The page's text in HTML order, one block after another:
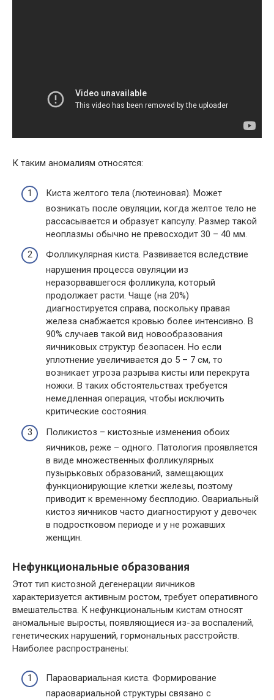
К таким аномалиям относятся:
Киста желтого тела (лютеиновая). Может
возникать после овуляции, когда желтое тело не
рассасывается и образует капсулу. Размер такой
неоплазмы обычно не превосходит 30 – 40 мм.
Фолликулярная киста. Развивается вследствие
нарушения процесса овуляции из
неразорвавшегося фолликула, который
продолжает расти. Чаще (на 20%)
диагностируется справа, поскольку правая
железа снабжается кровью более интенсивно. В
90% случаев такой вид новообразования
яичниковых структур безопасен. Но если
уплотнение увеличивается до 5 – 7 см, то
возникает угроза разрыва кисты или перекрута
ножки. В таких обстоятельствах требуется
немедленная операция, чтобы исключить
критические состояния.
Поликистоз – кистозные изменения обоих
яичников, реже – одного. Патология проявляется
в виде множественных фолликулярных
пузырьковых образований, замещающих
функционирующие клетки железы, поэтому
приводит к временному бесплодию. Овариальный
кистоз яичников часто диагностируют у девочек
в подростковом периоде и у не рожавших
женщин.
Нефункциональные образования
Этот тип кистозной дегенерации яичников
характеризуется активным ростом, требует оперативного
вмешательства. К нефункциональным кистам относят
аномальные выросты, появляющиеся из-за воспалений,
генетических нарушений, гормональных расстройств.
Наиболее распространены:
Параовариальная киста. Формирование
параовариальной структуры связано с